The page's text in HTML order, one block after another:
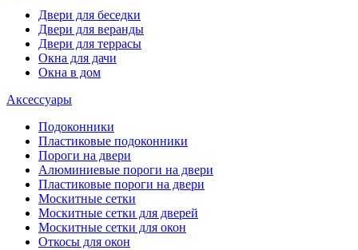
Двери для беседки
Двери для веранды
Двери для террасы
Окна для дачи
Окна в дом
Аксессуары
Подоконники
Пластиковые подоконники
Пороги на двери
Алюминиевые пороги на двери
Пластиковые пороги на двери
Москитные сетки
Москитные сетки для дверей
Москитные сетки для окон
Откосы для окон